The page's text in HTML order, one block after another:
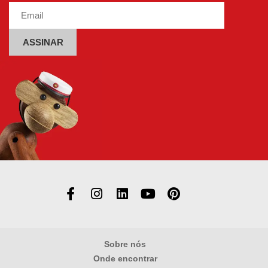
do
Alternative:
Sobre nós
Onde encontrar